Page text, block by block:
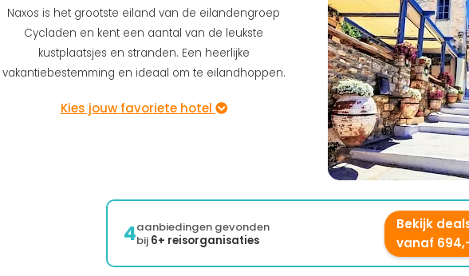
Naxos is het grootste eiland van de eilandengroep
Cycladen en kent een aantal van de leukste
kustplaatsjes en stranden. Een heerlijke
vakantiebestemming en ideaal om te eilandhoppen.
Kies jouw favoriete hotel
4aanbiedingen gevonden
bij 6+ reisorganisaties
Bekijk
vanaf